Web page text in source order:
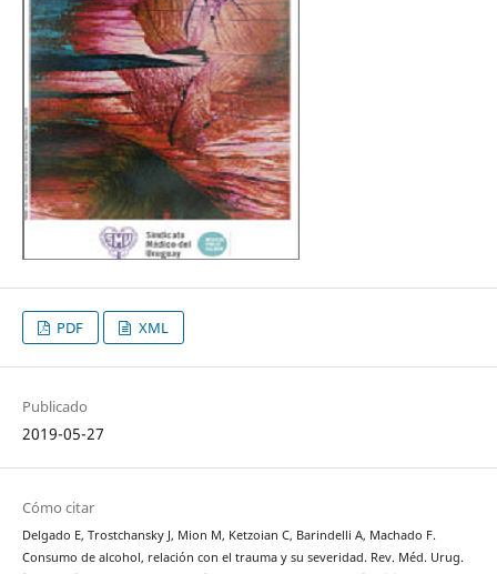
PDF XML
Publicado
2019-05-27
Cómo citar
Delgado E, Trostchansky J, Mion M, Ketzoian C, Barindelli A, Machado F.
Consumo de alcohol, relación con el trauma y su severidad. Rev. Méd. Urug.